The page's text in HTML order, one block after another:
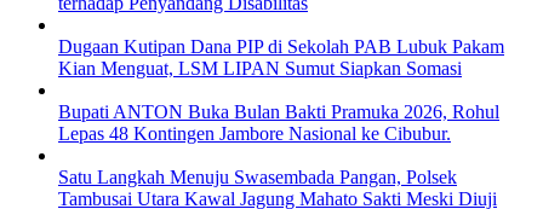
Dugaan Kutipan Dana PIP di Sekolah PAB Lubuk Pakam
Kian Menguat, LSM LIPAN Sumut Siapkan Somasi
Bupati ANTON Buka Bulan Bakti Pramuka 2026, Rohul
Lepas 48 Kontingen Jambore Nasional ke Cibubur.
Satu Langkah Menuju Swasembada Pangan, Polsek
Tambusai Utara Kawal Jagung Mahato Sakti Meski Diuji